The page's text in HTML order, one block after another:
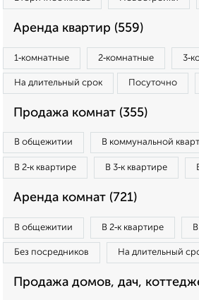
Аренда квартир (559)
1‑комнатные 2‑комнатные
На длительный срок Посуточно
Продажа комнат (355)
В общежитии В коммунальной
В 2‑к квартире В 3‑к квартире
Аренда комнат (721)
В общежитии В 2‑к квартире
Без посредников На длительный
Продажа домов, дач,